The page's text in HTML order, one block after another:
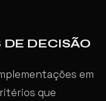
DE DECISÃO
em
que